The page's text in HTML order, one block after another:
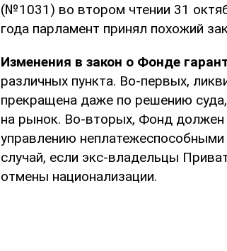
(№1031) во втором чтении 31
года парламент принял похожий
Изменения в закон о Фонде
различных пункта. Во-первых,
прекращена даже по решению
на рынок. Во-вторых, Фонд должен
управлению
случай, если экс-владельцы
отмены национализации.